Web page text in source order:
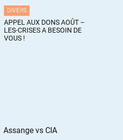
DIVERS
APPEL AUX DONS AOÛT –
LES-CRISES A BESOIN DE
VOUS !
Assange vs CIA